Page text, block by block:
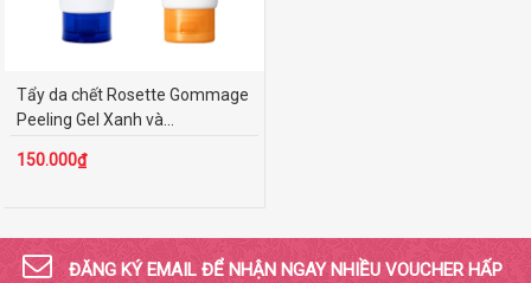
Tẩy da chết Rosette Gommage
Peeling Gel Xanh và...
150.000₫
ĐĂNG KÝ EMAIL ĐỂ NHẬN NGAY NHIỀU VOUCHER HẤP